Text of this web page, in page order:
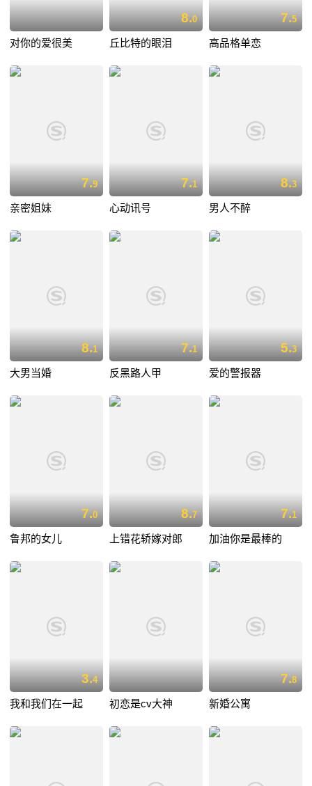
对你的爱很美
8.0
丘比特的眼泪
7.5
高品格单恋
7.9
亲密姐妹
7.1
心动讯号
8.3
男人不醉
8.1
大男当婚
7.1
反黑路人甲
5.3
爱的警报器
7.0
鲁邦的女儿
8.7
上错花轿嫁对郎
7.1
加油你是最棒的
3.4
我和我们在一起 初恋是cv大神
7.8
新婚公寓